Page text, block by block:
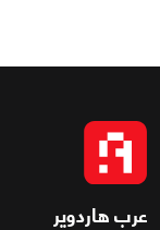
عرب هاردوير